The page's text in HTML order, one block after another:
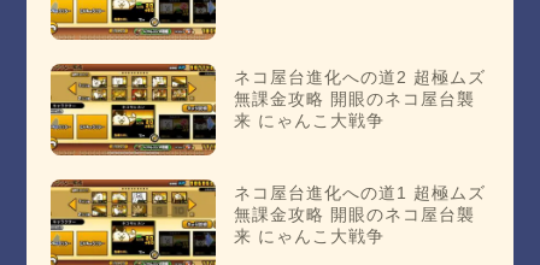
ネコ屋台進化への道2 超極ムズ
無課金攻略 開眼のネコ屋台襲
来 にゃんこ大戦争
ネコ屋台進化への道1 超極ムズ
無課金攻略 開眼のネコ屋台襲
来 にゃんこ大戦争